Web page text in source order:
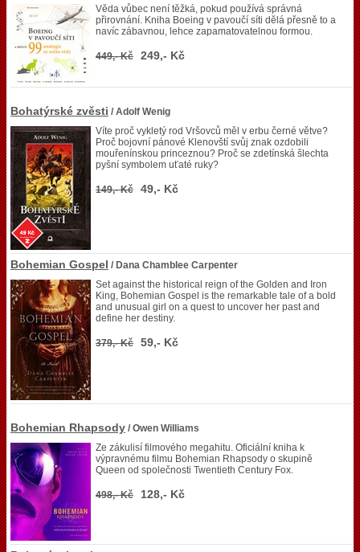
Věda vůbec není těžká, pokud používá správná
přirovnání. Kniha Boeing v pavoučí síti dělá přesně to a
navíc zábavnou, lehce zapamatovatelnou formou.
449,- Kč 249,- Kč
Bohatýrské zvěsti / Adolf Wenig
Víte proč vykletý rod Vršovců měl v erbu černé větve?
Proč bojovní pánové Klenovští svůj znak ozdobili
mouřenínskou princeznou? Proč se zdetínská šlechta
pyšní symbolem uťaté ruky?
149,- Kč 49,- Kč
Bohemian Gospel / Dana Chamblee Carpenter
Set against the historical reign of the Golden and Iron
King, Bohemian Gospel is the remarkable tale of a bold
and unusual girl on a quest to uncover her past and
define her destiny.
379,- Kč 59,- Kč
Bohemian Rhapsody / Owen Williams
Ze zákulisí filmového megahitu. Oficiální kniha k
výpravnému filmu Bohemian Rhapsody o skupině
Queen od společnosti Twentieth Century Fox.
498,- Kč 128,- Kč